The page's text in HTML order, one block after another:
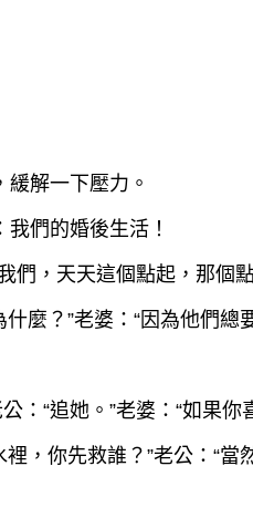
解一下壓力。
們的婚後生活！
，天天這個點起，那個
麼？”老婆：“因為他們
：“追她。”老婆：“如果
，你先救誰？”老公：“